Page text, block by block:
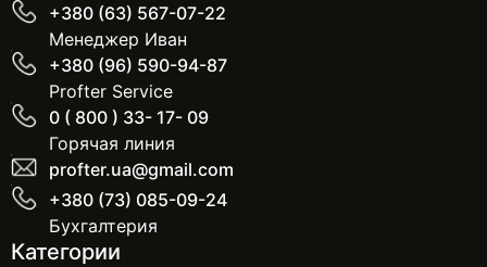
+380 (63) 567-07-22
Менеджер Иван
+380 (96) 590-94-87
Profter Service
0 ( 800 ) 33- 17- 09
Горячая линия
profter.ua@gmail.com
+380 (73) 085-09-24
Бухгалтерия
Категории